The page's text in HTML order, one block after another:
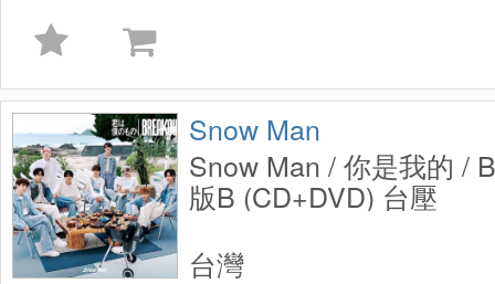
Snow Man
Snow Man / 你是我的 /
版B (CD+DVD) 台壓
台灣